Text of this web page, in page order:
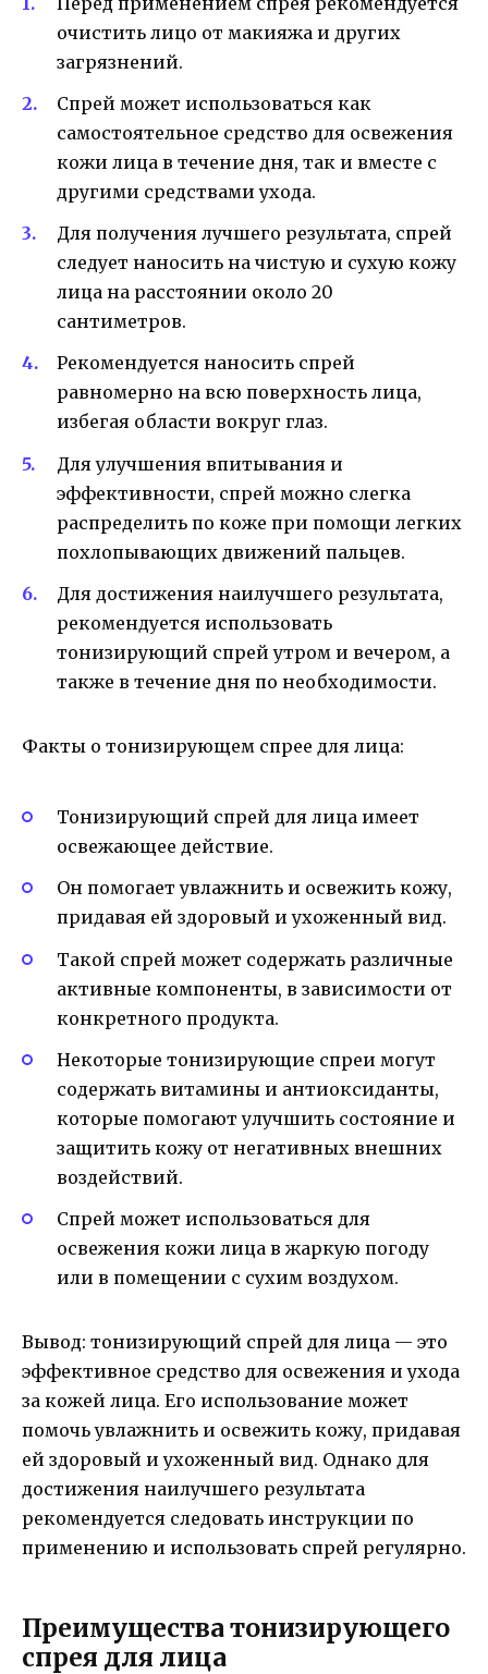
очистить лицо от макияжа и других
загрязнений.
Спрей может использоваться как
самостоятельное средство для освежения
кожи лица в течение дня, так и вместе с
другими средствами ухода.
Для получения лучшего результата, спрей
следует наносить на чистую и сухую кожу
лица на расстоянии около 20
сантиметров.
Рекомендуется наносить спрей
равномерно на всю поверхность лица,
избегая области вокруг глаз.
Для улучшения впитывания и
эффективности, спрей можно слегка
распределить по коже при помощи легких
похлопывающих движений пальцев.
Для достижения наилучшего результата,
рекомендуется использовать
тонизирующий спрей утром и вечером, а
также в течение дня по необходимости.
Факты о тонизирующем спрее для лица:
Тонизирующий спрей для лица имеет
освежающее действие.
Он помогает увлажнить и освежить кожу,
придавая ей здоровый и ухоженный вид.
Такой спрей может содержать различные
активные компоненты, в зависимости от
конкретного продукта.
Некоторые тонизирующие спреи могут
содержать витамины и антиоксиданты,
которые помогают улучшить состояние и
защитить кожу от негативных внешних
воздействий.
Спрей может использоваться для
освежения кожи лица в жаркую погоду
или в помещении с сухим воздухом.
Вывод: тонизирующий спрей для лица — это
эффективное средство для освежения и ухода
за кожей лица. Его использование может
помочь увлажнить и освежить кожу, придавая
ей здоровый и ухоженный вид. Однако для
достижения наилучшего результата
рекомендуется следовать инструкции по
применению и использовать спрей регулярно.
Преимущества тонизирующего
спрея для лица